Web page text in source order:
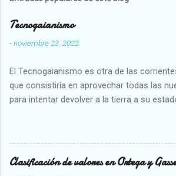
Tecnogaianismo
-noviembre 23, 2022
El Tecnogaianismo es otra de las
que consistiría en aprovechar todas las
para intentar devolver a la tierra a su
Clasificación de valores en Ortega y